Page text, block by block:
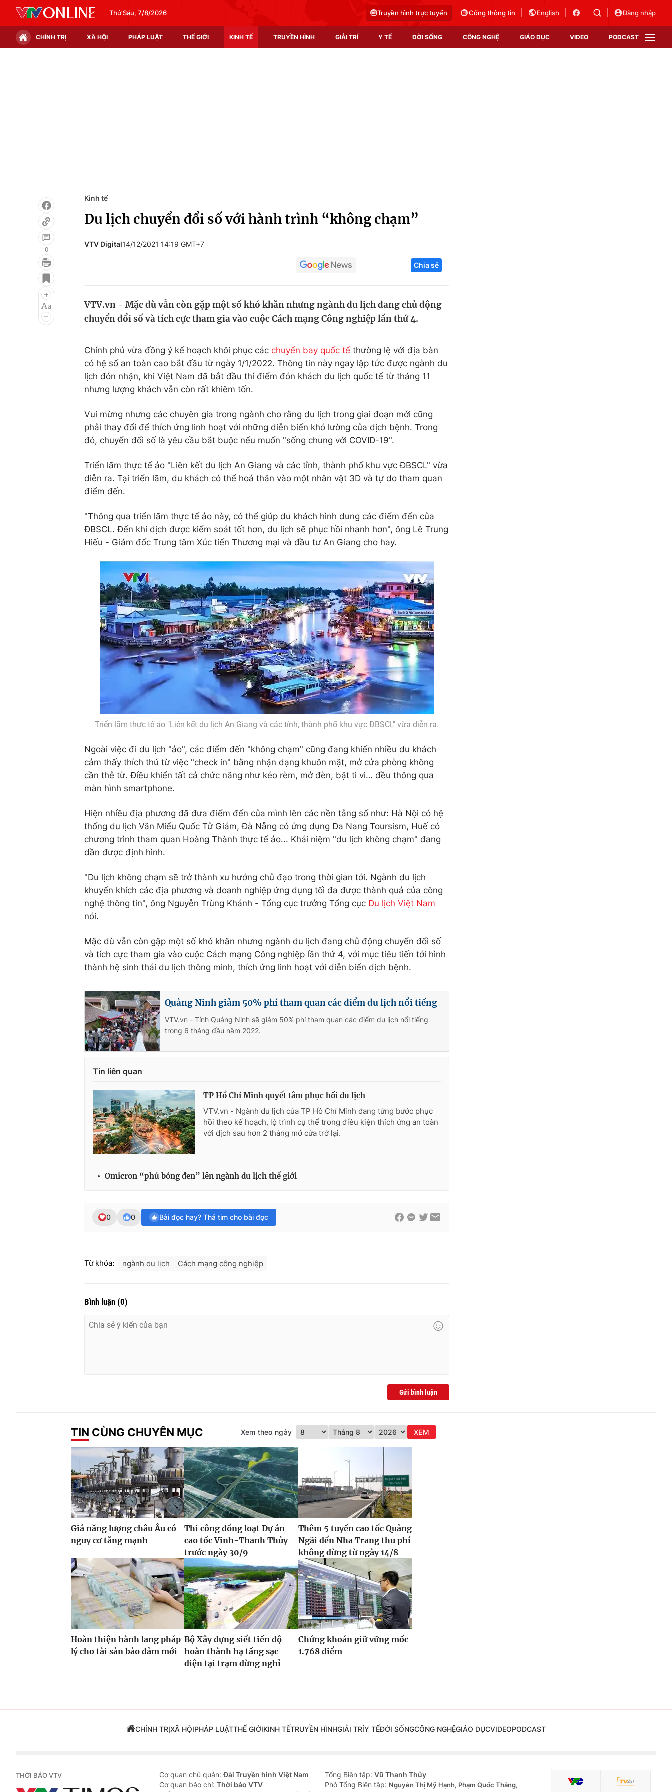
Thứ Sáu, 7/8/2026 Truyền hình trực tuyến Cổng thông tin English Đăng nhập
CHÍNH TRỊ XÃ HỘI PHÁP LUẬT THẾ GIỚI KINH TẾ TRUYỀN HÌNH GIẢI TRÍ Y TẾ ĐỜI SỐNG CÔNG NGHỆ GIÁO DỤC VIDEO PODCAST
Infographic
Điện ảnh
Âm nhạc
Làm đẹp
Học trực tuyến
Công nghệ
Sản phẩm
Tư vấn
0
Kinh tế
Du lịch chuyển đổi số với hành trình “không chạm”
VTV Digital14/12/2021 14:19 GMT+7
Chia sẻ
VTV.vn - Mặc dù vẫn còn gặp một số khó khăn nhưng ngành du lịch đang chủ động
chuyển đổi số và tích cực tham gia vào cuộc Cách mạng Công nghiệp lần thứ 4.
Chính phủ vừa đồng ý kế hoạch khôi phục các chuyến bay quốc tế thường lệ với địa bàn
có hệ số an toàn cao bắt đầu từ ngày 1/1/2022. Thông tin này ngay lập tức được ngành du
lịch đón nhận, khi Việt Nam đã bắt đầu thí điểm đón khách du lịch quốc tế từ tháng 11
nhưng lượng khách vẫn còn rất khiêm tốn.
Vui mừng nhưng các chuyên gia trong ngành cho rằng du lịch trong giai đoạn mới cũng
phải thay đổi để thích ứng linh hoạt với những diễn biến khó lường của dịch bệnh. Trong
đó, chuyển đổi số là yêu cầu bắt buộc nếu muốn "sống chung với COVID-19".
Triển lãm thực tế ảo "Liên kết du lịch An Giang và các tỉnh, thành phố khu vực ĐBSCL" vừa
diễn ra. Tại triển lãm, du khách có thể hoá thân vào một nhân vật 3D và tự do tham quan
điểm đến.
"Thông qua triển lãm thực tế ảo này, có thể giúp du khách hình dung các điểm đến của
ĐBSCL. Đến khi dịch được kiểm soát tốt hơn, du lịch sẽ phục hồi nhanh hơn", ông Lê Trung
Hiếu - Giám đốc Trung tâm Xúc tiến Thương mại và đầu tư An Giang cho hay.
Triển lãm thực tế ảo "Liên kết du lịch An Giang và các tỉnh, thành phố khu vực ĐBSCL" vừa diễn ra.
Ngoài việc đi du lịch "ảo", các điểm đến "không chạm" cũng đang khiến nhiều du khách
cảm thấy thích thú từ việc "check in" bằng nhận dạng khuôn mặt, mở cửa phòng không
cần thẻ từ. Điều khiển tất cả chức năng như kéo rèm, mở đèn, bật ti vi… đều thông qua
màn hình smartphone.
Hiện nhiều địa phương đã đưa điểm đến của mình lên các nền tảng số như: Hà Nội có hệ
thống du lịch Văn Miếu Quốc Tử Giám, Đà Nẵng có ứng dụng Da Nang Toursism, Huế có
chương trình tham quan Hoàng Thành thực tế ảo... Khái niệm "du lịch không chạm" đang
dần được định hình.
"Du lịch không chạm sẽ trở thành xu hướng chủ đạo trong thời gian tới. Ngành du lịch
khuyến khích các địa phương và doanh nghiệp ứng dụng tối đa được thành quả của công
nghệ thông tin", ông Nguyễn Trùng Khánh - Tổng cục trưởng Tổng cục Du lịch Việt Nam
nói.
Mặc dù vẫn còn gặp một số khó khăn nhưng ngành du lịch đang chủ động chuyển đổi số
và tích cực tham gia vào cuộc Cách mạng Công nghiệp lần thứ 4, với mục tiêu tiến tới hình
thành hệ sinh thái du lịch thông minh, thích ứng linh hoạt với diễn biến dịch bệnh.
Quảng Ninh giảm 50% phí tham quan các điểm du lịch nổi tiếng
VTV.vn - Tỉnh Quảng Ninh sẽ giảm 50% phí tham quan các điểm du lịch nổi tiếng
trong 6 tháng đầu năm 2022.
Tin liên quan
TP Hồ Chí Minh quyết tâm phục hồi du lịch
VTV.vn - Ngành du lịch của TP Hồ Chí Minh đang từng bước phục
hồi theo kế hoạch, lộ trình cụ thể trong điều kiện thích ứng an toàn
với dịch sau hơn 2 tháng mở cửa trở lại.
Omicron “phủ bóng đen” lên ngành du lịch thế giới
0 0 Bài đọc hay? Thả tim cho bài đọc
Từ khóa: ngành du lịch Cách mạng công nghiệp
Bình luận (0)
Gửi bình luận
TIN CÙNG CHUYÊN MỤC Xem theo ngày XEM
Giá năng lượng châu Âu có
nguy cơ tăng mạnh
Thi công đồng loạt Dự án
cao tốc Vinh-Thanh Thủy
trước ngày 30/9
Thêm 5 tuyến cao tốc Quảng
Ngãi đến Nha Trang thu phí
không dừng từ ngày 14/8
Hoàn thiện hành lang pháp
lý cho tài sản bảo đảm mới
Bộ Xây dựng siết tiến độ
hoàn thành hạ tầng sạc
điện tại trạm dừng nghỉ
Chứng khoán giữ vững mốc
1.768 điểm
CHÍNH TRỊXÃ HỘIPHÁP LUẬTTHẾ GIỚIKINH TẾTRUYỀN HÌNHGIẢI TRÍY TẾĐỜI SỐNGCÔNG NGHỆGIÁO DỤCVIDEOPODCAST
THỜI BÁO VTV Cơ quan chủ quản:Đài Truyền hình Việt Nam
Cơ quan báo chí: Thời báo VTV
Tổng Biên tập: Vũ Thanh Thủy
Phó Tổng Biên tập: Nguyễn Thị Mỹ Hạnh, Phạm Quốc Thắng,